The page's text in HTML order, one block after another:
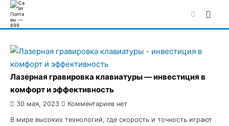
Skip
to
Лазерная гравировка клавиатуры — инвестиция в
комфорт и эффективность
30 мая, 2023 Комментариев нет
В мире высоких технологий, где скорость и точность играют